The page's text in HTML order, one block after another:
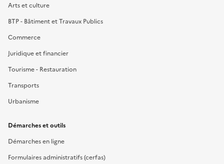
Arts et culture
BTP - Bâtiment et Travaux Publics
Commerce
Juridique et financier
Tourisme - Restauration
Transports
Urbanisme
Démarches et outils
Démarches en ligne
Formulaires administratifs (cerfas)